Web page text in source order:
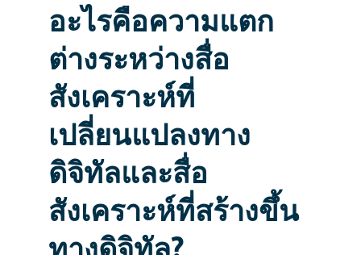
อะไรคือความแตก
ต่างระหว่างสื่อ
สังเคราะห์ที่
เปลี่ยนแปลงทาง
ดิจิทัลและสื่อ
สังเคราะห์ที่สร้างขึ้น